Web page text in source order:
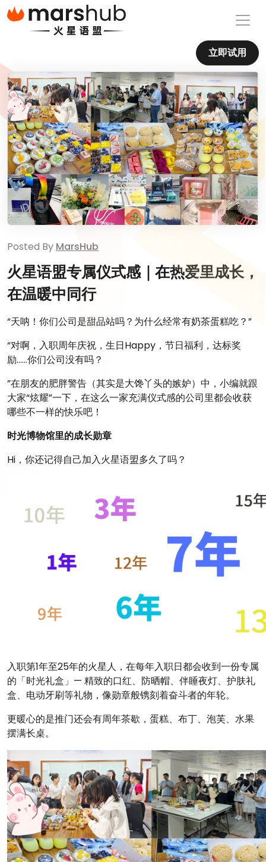
立即试用
Posted By MarsHub
火星语盟专属仪式感｜在热爱里成长，
在温暖中同行
“天呐！你们公司是甜品站吗？为什么经常有奶茶蛋糕吃？”
“对啊，入职周年庆祝，生日Happy，节日福利，达标奖
励……你们公司没有吗？
”在朋友的肥胖警告（其实是大馋丫头的嫉妒）中，小编就跟
大家“炫耀”一下，在这么一家充满仪式感的公司里都会收获
哪些不一样的快乐吧！
时光博物馆里的成长勋章
Hi，你还记得自己加入火星语盟多久了吗？
入职第1年至25年的火星人，在每年入职日都会收到一份专属
的「时光礼盒」— 精致的口红、防晒帽、伴睡夜灯、护肤礼
盒、电动牙刷等礼物，像勋章般镌刻着奋斗者的年轮。
更暖心的是推门还会有周年茶歇，蛋糕、布丁、泡芙、水果
摆满长桌。